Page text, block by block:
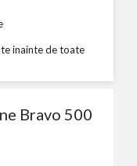
inainte de toate
Bravo 500